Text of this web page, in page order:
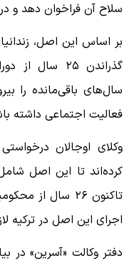
سلاح آن فراخوان دهد و
بر اساس این اصل،
گذراندن ۲۵
سال‌های باقی‌مانده را
فعالیت اجتماعی داشته
وکلای اوجالان
کرده‌اند تا این اصل
تاکنون ۲۶ سال
اجرای این اصل در ترکیه
دفتر وکالت «آسرین» در